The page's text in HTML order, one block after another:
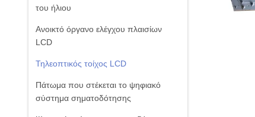
του ήλιου
Ανοικτό όργανο ελέγχου πλαισίων
LCD
Τηλεοπτικός τοίχος LCD
Πάτωμα που στέκεται το ψηφιακό
σύστημα σηματοδότησης